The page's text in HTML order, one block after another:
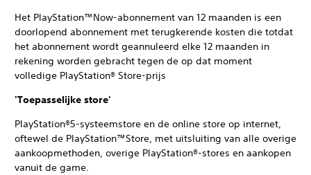
Het PlayStation™Now-abonnement van 12 maanden is een
doorlopend abonnement met terugkerende kosten die totdat
het abonnement wordt geannuleerd elke 12 maanden in
rekening worden gebracht tegen de op dat moment
volledige PlayStation® Store-prijs
'Toepasselijke store'
PlayStation®5-systeemstore en de online store op internet,
oftewel de PlayStation™Store, met uitsluiting van alle overige
aankoopmethoden, overige PlayStation®-stores en aankopen
vanuit de game.